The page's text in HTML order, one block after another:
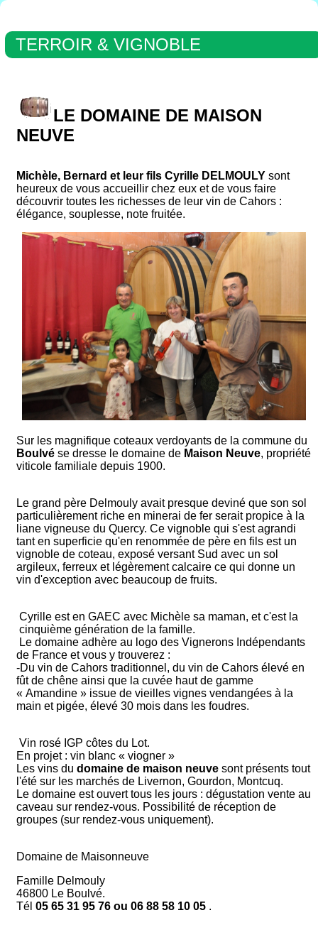
TERROIR & VIGNOBLE
LE DOMAINE DE MAISON
NEUVE
Michèle, Bernard et leur fils Cyrille DELMOULY sont
heureux de vous accueillir chez eux et de vous faire
découvrir toutes les richesses de leur vin de Cahors :
élégance, souplesse, note fruitée.
Sur les magnifique coteaux verdoyants de la commune du
Boulvé se dresse le domaine de Maison Neuve, propriété
viticole familiale depuis 1900.
Le grand père Delmouly avait presque deviné que son sol
particulièrement riche en minerai de fer serait propice à la
liane vigneuse du Quercy. Ce vignoble qui s'est agrandi
tant en superficie qu'en renommée de père en fils est un
vignoble de coteau, exposé versant Sud avec un sol
argileux, ferreux et légèrement calcaire ce qui donne un
vin d'exception avec beaucoup de fruits.
Cyrille est en GAEC avec Michèle sa maman, et c'est la
cinquième génération de la famille.
Le domaine adhère au logo des Vignerons Indépendants
de France et vous y trouverez :
-Du vin de Cahors traditionnel, du vin de Cahors élevé en
fût de chêne ainsi que la cuvée haut de gamme
« Amandine » issue de vieilles vignes vendangées à la
main et pigée, élevé 30 mois dans les foudres.
Vin rosé IGP côtes du Lot.
En projet : vin blanc « viogner »
Les vins du domaine de maison neuve sont présents tout
l'été sur les marchés de Livernon, Gourdon, Montcuq.
Le domaine est ouvert tous les jours : dégustation vente au
caveau sur rendez-vous. Possibilité de réception de
groupes (sur rendez-vous uniquement).
Domaine de Maisonneuve
Famille Delmouly
46800 Le Boulvé.
Tél 05 65 31 95 76 ou 06 88 58 10 05 .